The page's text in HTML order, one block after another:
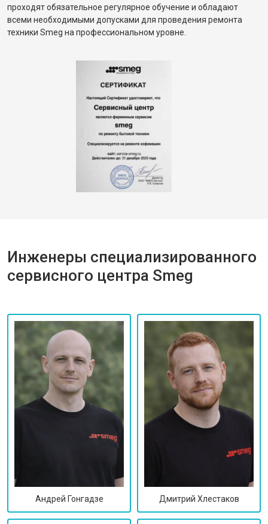
проходят обязательное регулярное обучение и обладают
всеми необходимыми допусками для проведения ремонта
техники Smeg на профессиональном уровне.
Инженеры специализированного
сервисного центра Smeg
Андрей Гонгадзе Дмитрий Хлестаков